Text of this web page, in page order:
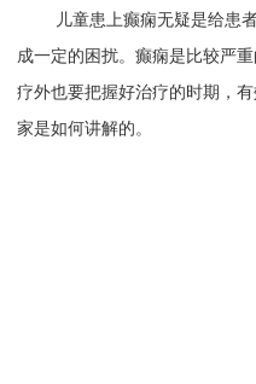
儿童患上癫痫无疑是给患
成一定的困扰。癫痫是比较严
疗外也要把握好治疗的时期，
家是如何讲解的。